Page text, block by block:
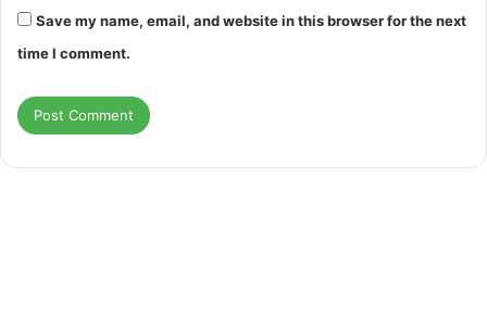
Save my name, email, and website in this browser for the next
time I comment.